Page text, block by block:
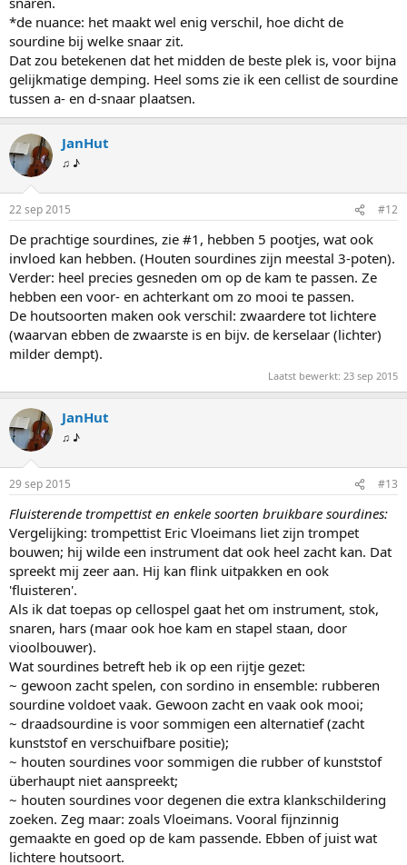
*de nuance: het maakt wel enig verschil, hoe dicht de
sourdine bij welke snaar zit.
Dat zou betekenen dat het midden de beste plek is, voor bijna
gelijkmatige demping. Heel soms zie ik een cellist de sourdine
tussen a- en d-snaar plaatsen.
JanHut
♫ ♪
22 sep 2015 #12
De prachtige sourdines, zie #1, hebben 5 pootjes, wat ook
invloed kan hebben. (Houten sourdines zijn meestal 3-poten).
Verder: heel precies gesneden om op de kam te passen. Ze
hebben een voor- en achterkant om zo mooi te passen.
De houtsoorten maken ook verschil: zwaardere tot lichtere
(waarvan ebben de zwaarste is en bijv. de kerselaar (lichter)
milder dempt).
Laatst bewerkt: 23 sep 2015
JanHut
♫ ♪
29 sep 2015 #13
Fluisterende trompettist en enkele soorten bruikbare sourdines:
Vergelijking: trompettist Eric Vloeimans liet zijn trompet
bouwen; hij wilde een instrument dat ook heel zacht kan. Dat
spreekt mij zeer aan. Hij kan flink uitpakken en ook
'fluisteren'.
Als ik dat toepas op cellospel gaat het om instrument, stok,
snaren, hars (maar ook hoe kam en stapel staan, door
vioolbouwer).
Wat sourdines betreft heb ik op een rijtje gezet:
~ gewoon zacht spelen, con sordino in ensemble: rubberen
sourdine voldoet vaak. Gewoon zacht en vaak ook mooi;
~ draadsourdine is voor sommigen een alternatief (zacht
kunststof en verschuifbare positie);
~ houten sourdines voor sommigen die rubber of kunststof
überhaupt niet aanspreekt;
~ houten sourdines voor degenen die extra klankschildering
zoeken. Zeg maar: zoals Vloeimans. Vooral fijnzinnig
gemaakte en goed op de kam passende. Ebben of juist wat
lichtere houtsoort.